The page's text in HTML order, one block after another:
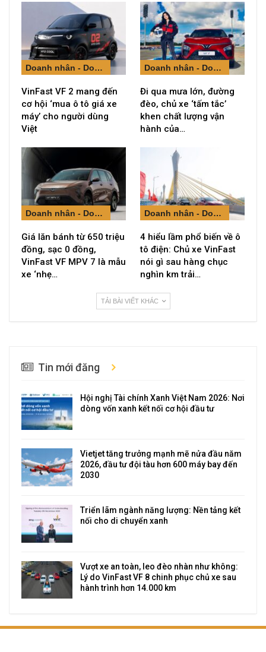
Doanh nhân - Doanh nghiệp
VinFast VF 2 mang đến
cơ hội ‘mua ô tô giá xe
máy’ cho người dùng
Việt
Doanh nhân - Doanh nghiệp
Đi qua mưa lớn, đường
đèo, chủ xe ‘tấm tắc’
khen chất lượng vận
hành của…
Doanh nhân - Doanh nghiệp
Giá lăn bánh từ 650 triệu
đồng, sạc 0 đồng,
VinFast VF MPV 7 là mẫu
xe ‘nhẹ…
Doanh nhân - Doanh nghiệp
4 hiểu lầm phổ biến về ô
tô điện: Chủ xe VinFast
nói gì sau hàng chục
nghìn km trải…
TẢI BÀI VIẾT KHÁC
Tin mới đăng
Hội nghị Tài chính Xanh Việt Nam 2026: Nơi
dòng vốn xanh kết nối cơ hội đầu tư
Vietjet tăng trưởng mạnh mẽ nửa đầu năm
2026, đầu tư đội tàu hơn 600 máy bay đến
2030
Triển lãm ngành năng lượng: Nền tảng kết
nối cho di chuyển xanh
Vượt xe an toàn, leo đèo nhàn như không:
Lý do VinFast VF 8 chinh phục chủ xe sau
hành trình hơn 14.000 km